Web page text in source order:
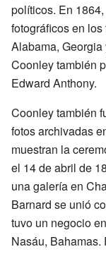
políticos. En
fotográficos en
Alabama, Georgia
Coonley también
Edward Anthony.
Coonley también
fotos archivadas
muestran la
el 14 de abril de
una galería en
Barnard se unió
tuvo un negocio
Nasáu, Bahamas.